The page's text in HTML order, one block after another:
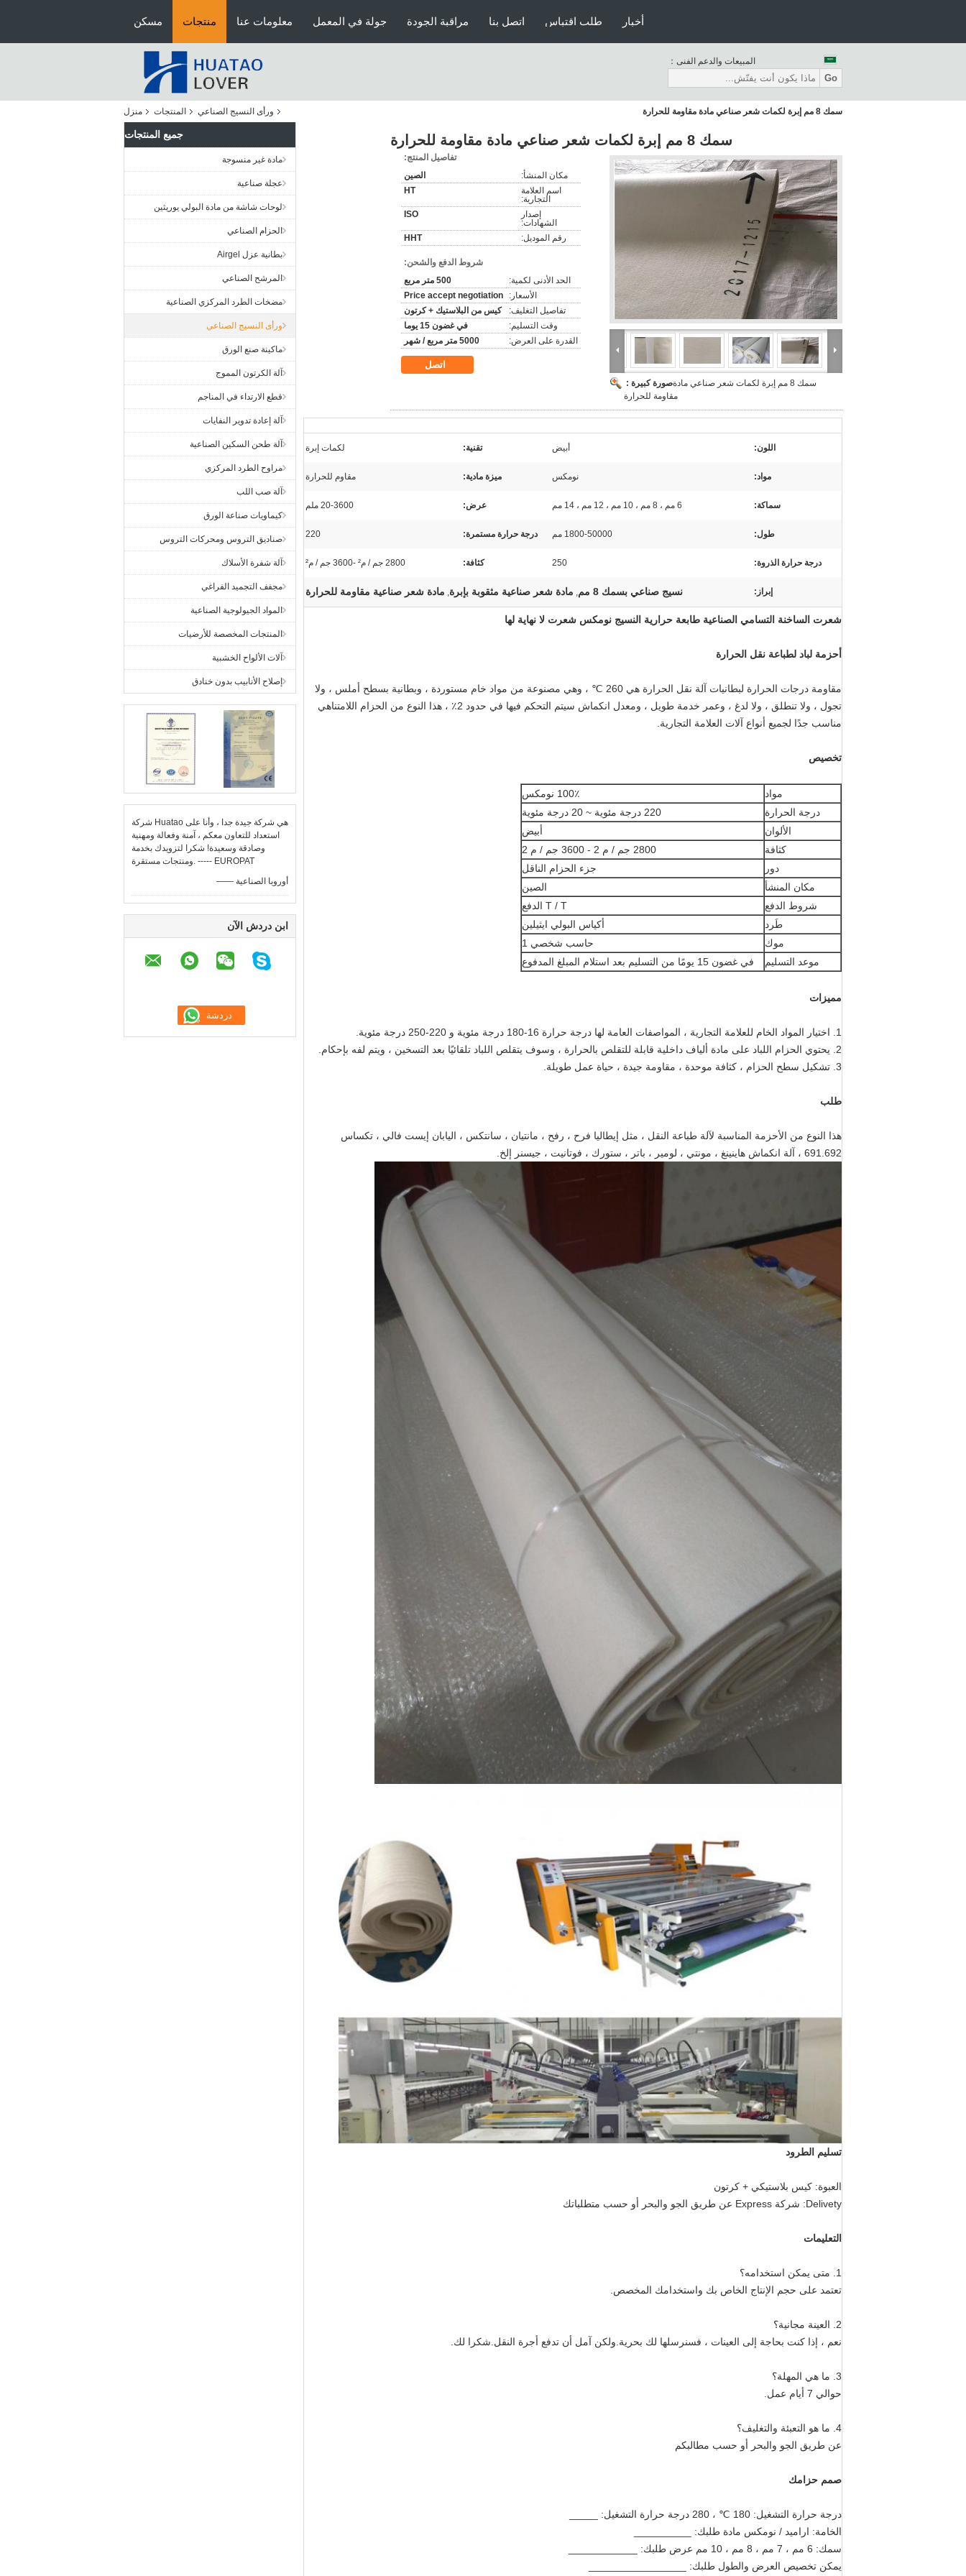
مسكن منتجات معلومات عنا جولة في المعمل مراقبة الجودة اتصل بنا طلب اقتباس أخبار
المبيعات والدعم الفنى：
Go
منزل المنتجات ورأى النسيج الصناعي سمك 8 مم إبرة لكمات شعر صناعي مادة مقاومة للحرارة
جميع المنتجات
مادة غير منسوجة
عجلة صناعية
لوحات شاشة من مادة البولي يوريثين
الحزام الصناعي
بطانية عزل Airgel
المرشح الصناعي
مضخات الطرد المركزي الصناعية
ورأى النسيج الصناعي
ماكينة صنع الورق
آلة الكرتون المموج
قطع الارتداء في المناجم
آلة إعادة تدوير النفايات
آلة طحن السكين الصناعية
مراوح الطرد المركزي
آلة صب اللب
كيماويات صناعة الورق
صناديق التروس ومحركات التروس
آلة شفرة الأسلاك
مجفف التجميد الفراغي
المواد الجيولوجية الصناعية
المنتجات المخصصة للأرضيات
آلات الألواح الخشبية
إصلاح الأنابيب بدون خنادق
شركة Huatao هي شركة جيدة جدا ، وأنا على
استعداد للتعاون معكم ، آمنة وفعالة ومهنية
وصادقة وسعيدة! شكرا لتزويدك بخدمة
ومنتجات مستقرة. ----- EUROPAT
—— أوروبا الصناعية
ابن دردش الآن
سمك 8 مم إبرة لكمات شعر صناعي مادة مقاومة للحرارة
صورة كبيرة :سمك 8 مم إبرة لكمات شعر صناعي مادة
مقاومة للحرارة
تفاصيل المنتج:
مكان المنشأ:
الصين
اسم العلامة
التجارية:
HT
إصدار
الشهادات:
ISO
رقم الموديل: HHT
شروط الدفع والشحن:
الحد الأدنى لكمية:
500 متر مربع
الأسعار:
Price accept negotiation
تفاصيل التغليف:
كيس من البلاستيك + كرتون
وقت التسليم:
في غضون 15 يوما
القدرة على العرض:
5000 متر مربع / شهر
اتصل
اللون: أبيض تقنية: لكمات إبرة
مواد: نومكس ميزة مادية: مقاوم للحرارة
سماكة: 6 مم ، 8 مم ، 10 مم ، 12 مم ، 14 مم عرض: 20-3600 ملم
طول: 1800-50000 مم درجة حرارة مستمرة: 220
درجة حرارة الذروة: 250 كثافة: 2800 جم / م² -3600 جم / م²
إبراز: نسيج صناعي بسمك 8 مم , مادة شعر صناعية مثقوبة بإبرة, مادة شعر صناعية مقاومة للحرارة
شعرت الساخنة التسامي الصناعية طابعة حرارية النسيج نومكس شعرت لا نهاية لها
أحزمة لباد لطباعة نقل الحرارة
مقاومة درجات الحرارة لبطانيات آلة نقل الحرارة هي 260 ℃ ، وهي مصنوعة من مواد خام مستوردة ، وبطانية بسطح أملس ، ولا
تجول ، ولا تنطلق ، ولا لدغ ، وعمر خدمة طويل ، ومعدل انكماش سيتم التحكم فيها في حدود 2٪ ، هذا النوع من الحزام اللامتناهي
مناسب جدًا لجميع أنواع آلات العلامة التجارية.
تخصيص
مواد
100٪ نومكس
درجة الحرارة
220 درجة مئوية ~ 20 درجة مئوية
الألوان
أبيض
كثافة
2800 جم / م 2 - 3600 جم / م 2
دور
جزء الحزام الناقل
مكان المنشأ
الصين
شروط الدفع
T / T الدفع
طَرد
أكياس البولي ايثيلين
موك
حاسب شخصي 1
موعد التسليم
في غضون 15 يومًا من التسليم بعد استلام المبلغ المدفوع
مميزات
1. اختيار المواد الخام للعلامة التجارية ، المواصفات العامة لها درجة حرارة 16-180 درجة مئوية و 220-250 درجة مئوية.
2. يحتوي الحزام اللباد على مادة ألياف داخلية قابلة للتقلص بالحرارة ، وسوف يتقلص اللباد تلقائيًا بعد التسخين ، ويتم لفه بإحكام.
3. تشكيل سطح الحزام ، كثافة موحدة ، مقاومة جيدة ، حياة عمل طويلة.
طلب
هذا النوع من الأحزمة المناسبة لآلة طباعة النقل ، مثل إيطاليا فرح ، رفح ، مانتيان ، سانتكس ، اليابان إيست فالي ، تكساس
691.692 ، آلة انكماش هاينينغ ، مونتي ، لومير ، باتر ، ستورك ، فوتانيت ، جيسنر إلخ.
تسليم الطرود
العبوة: كيس بلاستيكي + كرتون
Delivety: شركة Express عن طريق الجو والبحر أو حسب متطلباتك
التعليمات
1. متى يمكن استخدامه؟
تعتمد على حجم الإنتاج الخاص بك واستخدامك المخصص.
2. العينة مجانية؟
نعم ، إذا كنت بحاجة إلى العينات ، فسنرسلها لك بحرية.ولكن آمل أن تدفع أجرة النقل.شكرا لك.
3. ما هي المهلة؟
حوالي 7 أيام عمل.
4. ما هو التعبئة والتغليف؟
عن طريق الجو والبحر أو حسب مطالبكم
صمم حزامك
درجة حرارة التشغيل: 180 ℃ ، 280 درجة حرارة التشغيل: _____
الخامة: اراميد / نومكس مادة طلبك: __________
سمك: 6 مم ، 7 مم ، 8 مم ، 10 مم عرض طلبك: ____________
يمكن تخصيص العرض والطول طلبك: _________________